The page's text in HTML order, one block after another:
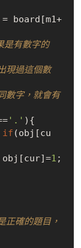
board[m1+
有數字的
'.' ){
if (obj[cu
    				obj[cur]=
1 ;
確的題目，